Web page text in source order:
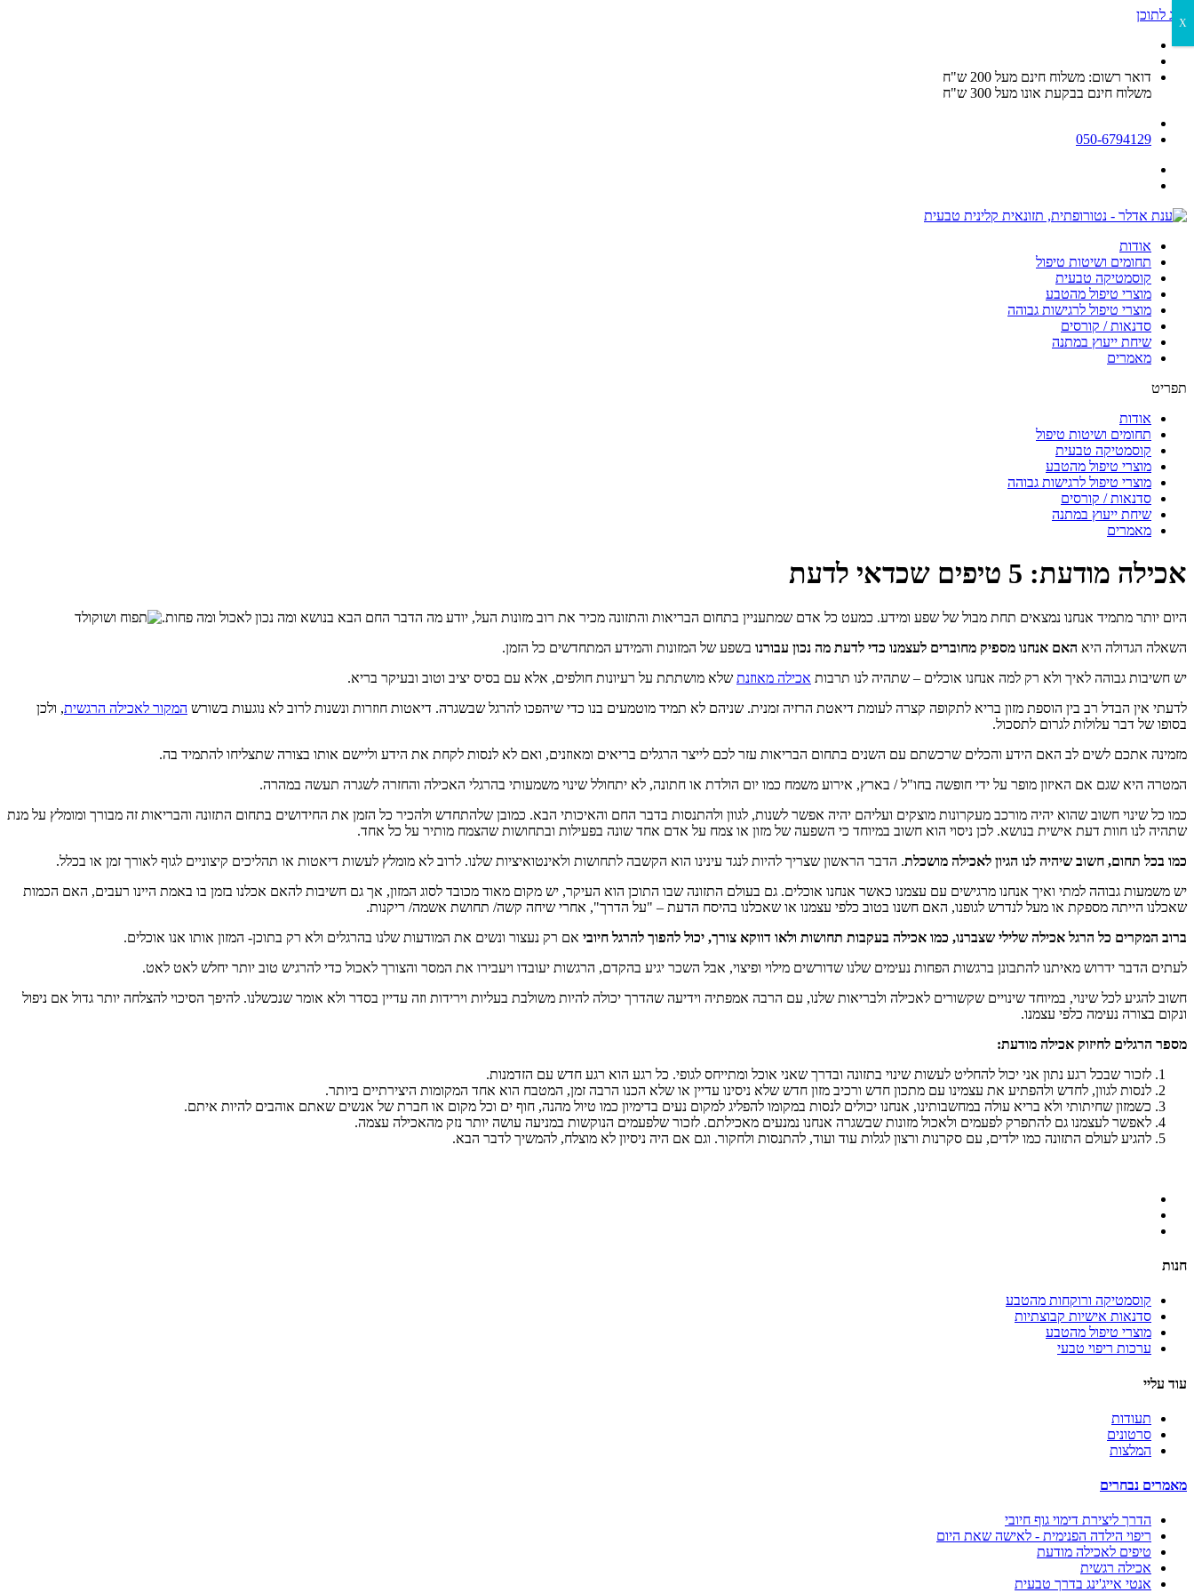
דלג לתוכן
דואר רשום: משלוח חינם מעל 200 ש"ח
משלוח חינם בבקעת אונו מעל 300 ש"ח
050-6794129
אודות
תחומים ושיטות טיפול
קוסמטיקה טבעית
מוצרי טיפול מהטבע
מוצרי טיפול לרגישות גבוהה
סדנאות / קורסים
שיחת ייעוץ במתנה
מאמרים
תפריט
אודות
תחומים ושיטות טיפול
קוסמטיקה טבעית
מוצרי טיפול מהטבע
מוצרי טיפול לרגישות גבוהה
סדנאות / קורסים
שיחת ייעוץ במתנה
מאמרים
אכילה מודעת: 5 טיפים שכדאי לדעת
היום יותר מתמיד אנחנו נמצאים תחת מבול של שפע ומידע. כמעט כל אדם שמתעניין בתחום הבריאות והתזונה מכיר את רוב מזונות העל, יודע מה הדבר החם הבא בנושא ומה נכון לאכול ומה פחות.
השאלה הגדולה היא האם אנחנו מספיק מחוברים לעצמנו כדי לדעת מה נכון עבורנו בשפע של המזונות והמידע המתחדשים כל הזמן.
יש חשיבות גבוהה לאיך ולא רק למה אנחנו אוכלים – שתהיה לנו תרבות אכילה מאוזנת שלא מושתתת על רעיונות חולפים, אלא עם בסיס יציב וטוב ובעיקר בריא.
לדעתי אין הבדל רב בין הוספת מזון בריא לתקופה קצרה לעומת דיאטת הרזיה זמנית. שניהם לא תמיד מוטמעים בנו כדי שיהפכו להרגל שבשגרה. דיאטות חוזרות ונשנות לרוב לא נוגעות בשורש המקור לאכילה הרגשית, ולכן
בסופו של דבר עלולות לגרום לתסכול.
מזמינה אתכם לשים לב האם הידע והכלים שרכשתם עם השנים בתחום הבריאות עזר לכם לייצר הרגלים בריאים ומאוזנים, ואם לא לנסות לקחת את הידע וליישם אותו בצורה שתצליחו להתמיד בה.
המטרה היא שגם אם האיזון מופר על ידי חופשה בחו"ל / בארץ, אירוע משמח כמו יום הולדת או חתונה, לא יתחולל שינוי משמעותי בהרגלי האכילה והחזרה לשגרה תעשה במהרה.
כמו כל שינוי חשוב שהוא יהיה מורכב מעקרונות מוצקים ועליהם יהיה אפשר לשנות, לגוון ולהתנסות בדבר החם והאיכותי הבא. כמובן שלהתחדש ולהכיר כל הזמן את החידושים בתחום התזונה והבריאות זה מבורך ומומלץ על מנת
שתהיה לנו חוות דעת אישית בנושא. לכן ניסוי הוא חשוב במיוחד כי השפעה של מזון או צמח על אדם אחד שונה בפעילות ובתחושות שהצמח מותיר על כל אחד.
כמו בכל תחום, חשוב שיהיה לנו הגיון לאכילה מושכלת. הדבר הראשון שצריך להיות לנגד עינינו הוא הקשבה לתחושות ולאינטואיציות שלנו. לרוב לא מומלץ לעשות דיאטות או תהליכים קיצוניים לגוף לאורך זמן או בכלל.
יש משמעות גבוהה למתי ואיך אנחנו מרגישים עם עצמנו כאשר אנחנו אוכלים. גם בעולם התזונה שבו התוכן הוא העיקר, יש מקום מאוד מכובד לסוג המזון, אך גם חשיבות להאם אכלנו בזמן בו באמת היינו רעבים, האם הכמות
שאכלנו הייתה מספקת או מעל לנדרש לגופנו, האם חשנו בטוב כלפי עצמנו או שאכלנו בהיסח הדעת – "על הדרך", אחרי שיחה קשה/ תחושת אשמה/ ריקנות.
ברוב המקרים כל הרגל אכילה שלילי שצברנו, כמו אכילה בעקבות תחושות ולאו דווקא צורך, יכול להפוך להרגל חיובי אם רק נעצור ונשים את המודעות שלנו בהרגלים ולא רק בתוכן- המזון אותו אנו אוכלים.
לעתים הדבר ידרוש מאיתנו להתבונן ברגשות הפחות נעימים שלנו שדורשים מילוי ופיצוי, אבל השכר יגיע בהקדם, הרגשות יעובדו ויעבירו את המסר והצורך לאכול כדי להרגיש טוב יותר יחלש לאט לאט.
חשוב להגיע לכל שינוי, במיוחד שינויים שקשורים לאכילה ולבריאות שלנו, עם הרבה אמפתיה וידיעה שהדרך יכולה להיות משולבת בעליות וירידות וזה עדיין בסדר ולא אומר שנכשלנו. להיפך הסיכוי להצלחה יותר גדול אם ניפול
ונקום בצורה נעימה כלפי עצמנו.
מספר הרגלים לחיזוק אכילה מודעת:
לזכור שבכל רגע נתון אני יכול להחליט לעשות שינוי בתזונה ובדרך שאני אוכל ומתייחס לגופי. כל רגע הוא רגע חדש עם הזדמנות.
לנסות לגוון, לחדש ולהפתיע את עצמינו עם מתכון חדש ורכיב מזון חדש שלא ניסינו עדיין או שלא הכנו הרבה זמן, המטבח הוא אחד המקומות היצירתיים ביותר.
כשמזון שחיתותי ולא בריא עולה במחשבותינו, אנחנו יכולים לנסות במקומו להפליג למקום נעים בדימיון כמו טיול מהנה, חוף ים וכל מקום או חברת של אנשים שאתם אוהבים להיות איתם.
לאפשר לעצמנו גם להתפרק לפעמים ולאכול מזונות שבשגרה אנחנו נמנעים מאכילתם. לזכור שלפעמים הנוקשות במניעה עושה יותר נזק מהאכילה עצמה.
להגיע לעולם התזונה כמו ילדים, עם סקרנות ורצון לגלות עוד ועוד, להתנסות ולחקור. וגם אם היה ניסיון לא מוצלח, להמשיך לדבר הבא.
חנות
קוסמטיקה ורוקחות מהטבע
סדנאות אישיות קבוצתיות
מוצרי טיפול מהטבע
ערכות ריפוי טבעי
עוד עליי
תעודות
סרטונים
המלצות
מאמרים נבחרים
הדרך ליצירת דימוי גוף חיובי
ריפוי הילדה הפנימית - לאישה שאת היום
טיפים לאכילה מודעת
אכילה רגשית
אנטי אייג'ינג בדרך טבעית
X